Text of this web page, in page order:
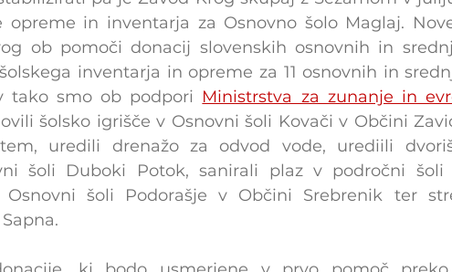
opreme in inventarja za Osnovno šolo Maglaj.
ob pomoči donacij slovenskih osnovnih in
inventarja in opreme za 11 osnovnih in
tako smo ob podpori Ministrstva za zunanje in
šolsko igrišče v Osnovni šoli Kovači v Občini
uredili drenažo za odvod vode, urediili
šoli Duboki Potok, sanirali plaz v področni šoli
šoli Podorašje v Občini Srebrenik ter